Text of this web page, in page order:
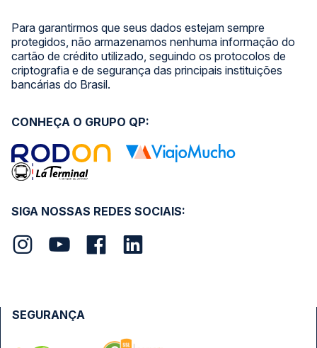
Para garantirmos que seus dados estejam sempre
protegidos, não armazenamos nenhuma informação do
cartão de crédito utilizado, seguindo os protocolos de
criptografia e de segurança das principais instituições
bancárias do Brasil.
SIGA NOSSAS REDES SOCIAIS:
CONHEÇA O GRUPO QP:
SEGURANÇA